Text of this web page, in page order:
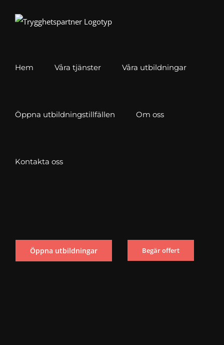
Hem Våra tjänster Våra utbildningar
Öppna utbildningstillfällen Om oss
Kontakta oss
Öppna utbildningar Begär offert